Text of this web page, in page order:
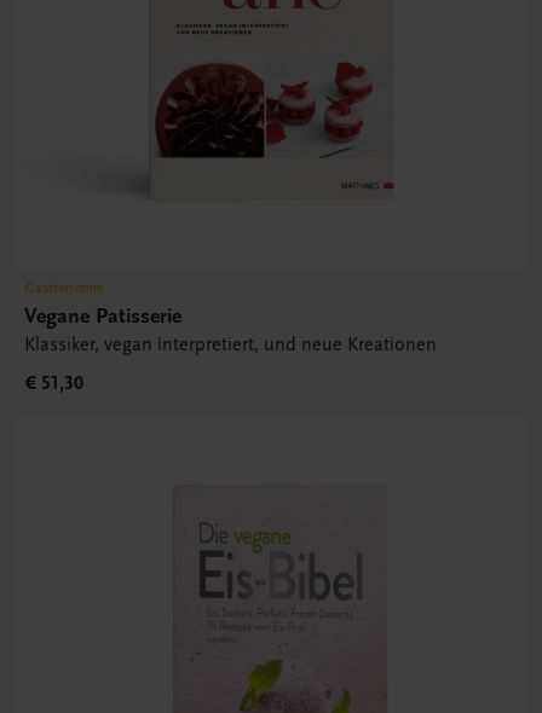
Gastronomie
Vegane Patisserie
Klassiker, vegan interpretiert, und neue Kreationen
€ 51,30